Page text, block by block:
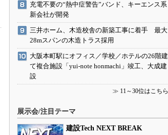
充電不要の“熱中症警告”バンド、キーエンス系
新会社が開発
三井ホーム、木造校舎の新築工事に着手 最大
28mスパンの木造トラス採用
大阪本町駅にオフィス／学校／ホテルの26階建
て複合施設「yui-note honmachi」竣工、大成建
設
≫ 11～30位はこちら
展示会/注目テーマ
建設Tech NEXT BREAK